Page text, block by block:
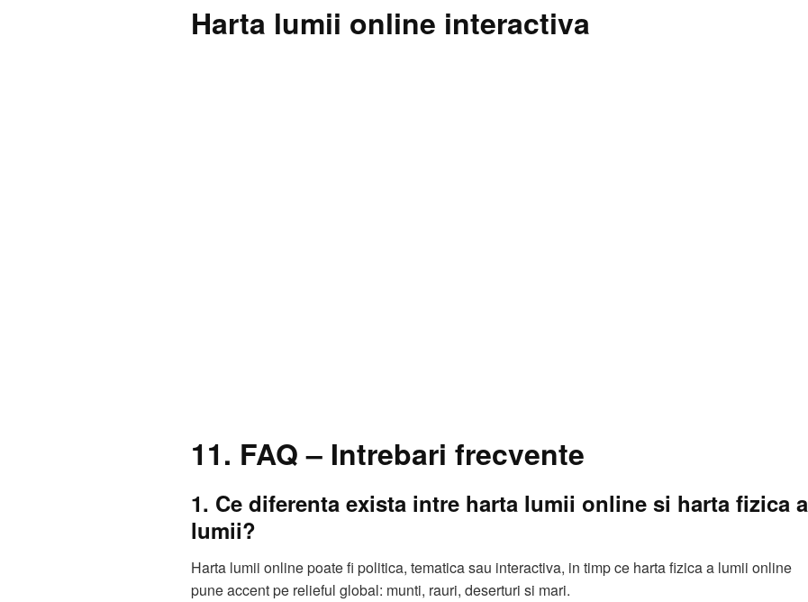
Harta lumii online interactiva
11. FAQ – Intrebari frecvente
1. Ce diferenta exista intre harta lumii online si harta fizica a
lumii?
Harta lumii online poate fi politica, tematica sau interactiva, in timp ce harta fizica a lumii online
pune accent pe relieful global: munti, rauri, deserturi si mari.